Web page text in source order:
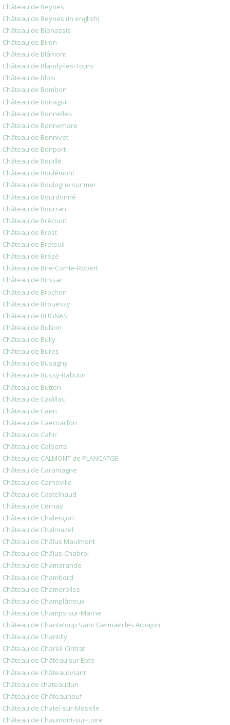
Château de Beynes
Château de Beynes (in english)
Château de Bienassis
Château de Biron
Château de Blâmont
Château de Blandy-les-Tours
Château de Blois
Château de Bombon
Château de Bonaguil
Château de Bonnelles
Château de Bonnemare
Château de Bonnivet
Château de Bonport
Château de Bouillé
Château de Boulémont
Château de Boulogne sur mer
Château de Bourdonné
Château de Bourran
Château de Brécourt
Château de Brest
Château de Breteuil
Château de Brézé
Château de Brie-Comte-Robert
Château de Brissac
Château de Brochon
Château de Brouessy
Château de BUGNAS
Château de Bullion
Château de Bully
Château de Bures
Château de Busagny
Château de Bussy-Rabutin
Château de Button
Château de Cadillac
Château de Caen
Château de Caernarfon
Château de Cahir
Château de Calberte
Château de CALMONT de PLANCATGE
Château de Caramagne
Château de Carneville
Château de Castelnaud
Château de Cernay
Château de Chalençon
Château de Chalmazel
Château de Châlus Maulmont
Château de Châlus-Chabrol
Château de Chamarande
Château de Chambord
Château de Chamerolles
Château de Champlâtreux
Château de Champs-sur-Marne
Château de Chanteloup Saint Germain lès Arpajon
Château de Chantilly
Château de Chareil-Cintrat
Château de Château sur Epte
Château de Châteaubriant
Château de chateaudun
Château de Châteauneuf
Château de Chatel-sur-Moselle
Château de Chaumont-sur-Loire